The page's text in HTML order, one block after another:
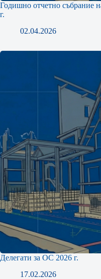
Годишно отчетно събрание
г.
02.04.2026
Делегати за ОС 2026 г.
17.02.2026